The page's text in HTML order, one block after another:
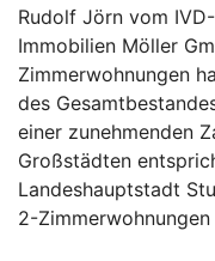
Rudolf Jörn vom
Immobilien Möller
Zimmerwohnungen
des
einer zunehmenden
Großstädten
Landeshauptstadt
2-